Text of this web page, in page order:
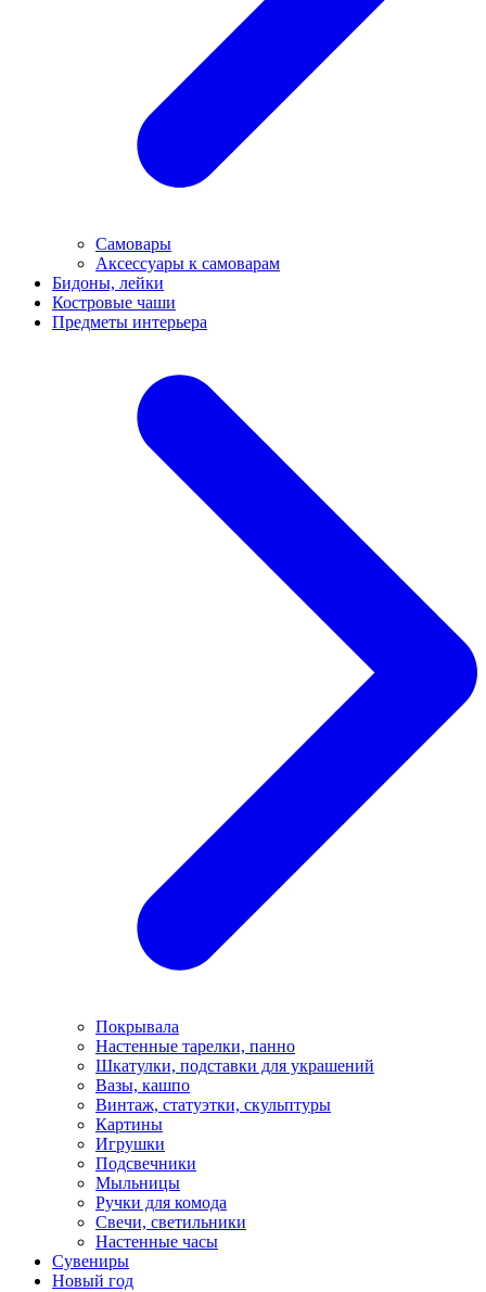
Самовары
Аксессуары к самоварам
Бидоны, лейки
Костровые чаши
Предметы интерьера
Покрывала
Настенные тарелки, панно
Шкатулки, подставки для украшений
Вазы, кашпо
Винтаж, статуэтки, скульптуры
Картины
Игрушки
Подсвечники
Мыльницы
Ручки для комода
Свечи, светильники
Настенные часы
Сувениры
Новый год